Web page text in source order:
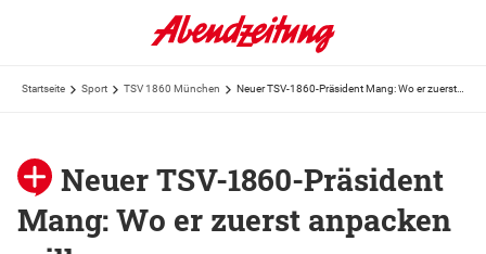
Startseite Sport TSV 1860 München
Neuer TSV-1860-Präsident
Mang: Wo er zuerst anpacken